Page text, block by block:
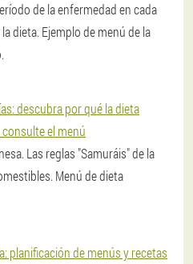
de la enfermedad en cada
dieta. Ejemplo de menú de la
descubra por qué la dieta
el menú
Las reglas "Samuráis" de la
Menú de dieta
planificación de menús y recetas